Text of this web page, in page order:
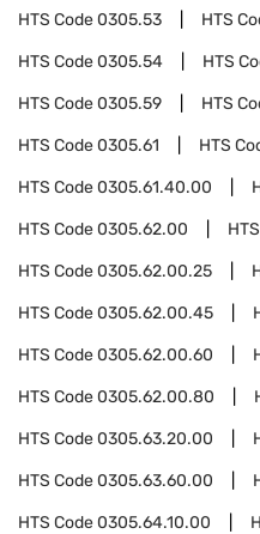
HTS Code0305.53 HTS
HTS Code0305.54 HTS
HTS Code0305.59 HTS
HTS Code0305.61 HTS
HTS Code0305.61.40.00
HTS Code0305.62.00
HTS Code0305.62.00.25
HTS Code0305.62.00.45
HTS Code0305.62.00.60
HTS Code0305.62.00.80
HTS Code0305.63.20.00
HTS Code0305.63.60.00
HTS Code0305.64.10.00